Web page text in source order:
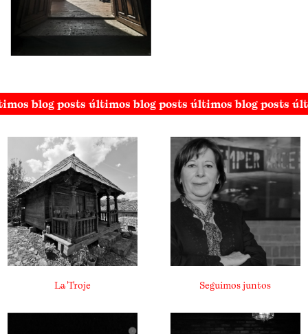
blog posts últimos blog posts últimos blog posts
La Troje Seguimos juntos